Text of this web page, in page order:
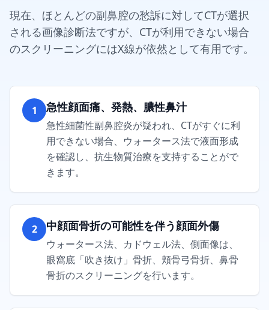
現在、ほとんどの副鼻腔の愁訴に対してCTが選択
される画像診断法ですが、CTが利用できない場合
のスクリーニングにはX線が依然として有用です。
1 急性顔面痛、発熱、膿性鼻汁
急性細菌性副鼻腔炎が疑われ、CTがすぐに利
用できない場合、ウォータース法で液面形成
を確認し、抗生物質治療を支持することがで
きます。
2 中顔面骨折の可能性を伴う顔面外傷
ウォータース法、カドウェル法、側面像は、
眼窩底「吹き抜け」骨折、頬骨弓骨折、鼻骨
骨折のスクリーニングを行います。